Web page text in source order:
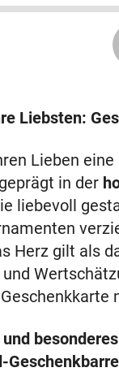
Liebsten:
Lieben
in der
liebevoll
Herz gilt als